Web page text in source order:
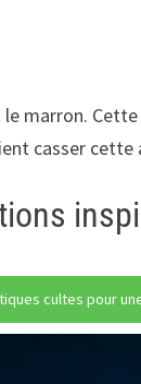
le marron.
casser cette
cultes pour